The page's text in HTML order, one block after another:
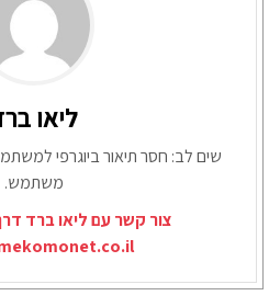
ליאו
שים לב: חסר תיאור ביוגרפי
משתמש.
צור קשר עם ליאו ברד